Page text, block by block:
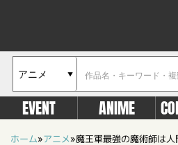
EVENT ANIME
ホーム»アニメ»魔王軍最強の魔術師は人